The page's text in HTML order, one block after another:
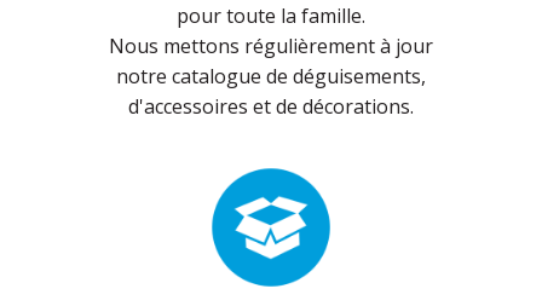
pour toute la famille.
Nous mettons régulièrement à jour
notre catalogue de déguisements,
d'accessoires et de décorations.